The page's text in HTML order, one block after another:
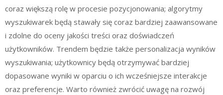
coraz większą rolę w procesie pozycjonowania; algorytmy
wyszukiwarek będą stawały się coraz bardziej zaawansowane
i zdolne do oceny jakości treści oraz doświadczeń
użytkowników. Trendem będzie także personalizacja wyników
wyszukiwania; użytkownicy będą otrzymywać bardziej
dopasowane wyniki w oparciu o ich wcześniejsze interakcje
oraz preferencje. Warto również zwrócić uwagę na rozwój